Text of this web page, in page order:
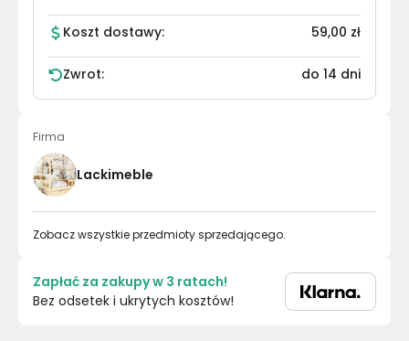
Koszt dostawy: 59,00 zł
Zwrot: do 14 dni
Firma
Lackimeble
Zobacz wszystkie przedmioty sprzedającego.
Zapłać za zakupy w 3 ratach!
Bez odsetek i ukrytych kosztów!